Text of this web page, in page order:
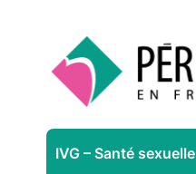
IVG – Santé sexuelle